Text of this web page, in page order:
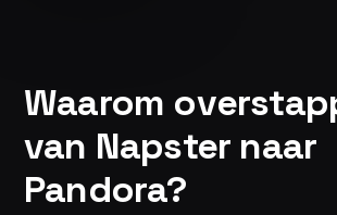
Waarom
van Napster naar
Pandora?